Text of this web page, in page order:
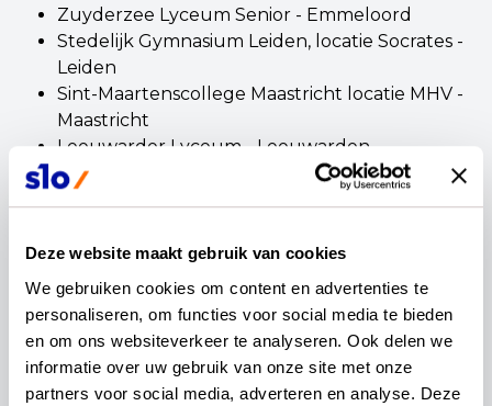
Deze website maakt gebruik van cookies
We gebruiken cookies om content en advertenties te
personaliseren, om functies voor social media te bieden
en om ons websiteverkeer te analyseren. Ook delen we
informatie over uw gebruik van onze site met onze
partners voor social media, adverteren en analyse. Deze
Zuyderzee Lyceum Senior - Emmeloord
Stedelijk Gymnasium Leiden, locatie Socrates -
Leiden
Sint-Maartenscollege Maastricht locatie MHV -
Maastricht
Leeuwarder Lyceum - Leeuwarden
RSG Wiringherlant - Wieringerwerf
Jan Tinbergen College - Roosendaal
Melanchthon Mavo Schiebroek - Rotterdam
Veenlanden College - Mijdrecht en Vinkeveen